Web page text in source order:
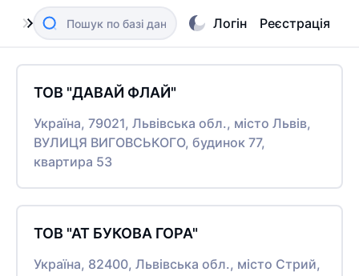
Логін Реєстрація
ТОВ "ДАВАЙ ФЛАЙ"
Україна, 79021, Львівська обл., місто Львів,
ВУЛИЦЯ ВИГОВСЬКОГО, будинок 77,
квартира 53
ТОВ "АТ БУКОВА ГОРА"
Україна, 82400, Львівська обл., місто Стрий,